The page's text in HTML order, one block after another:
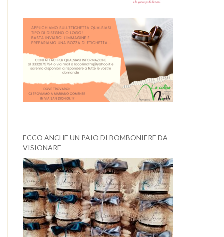
ECCO ANCHE UN PAIO DI BOMBONIERE DA
VISIONARE